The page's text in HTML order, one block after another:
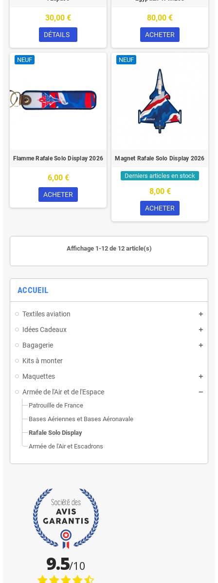
ACCUEIL
Textiles aviation
Idées Cadeaux
Bagagerie
Kits à monter
Maquettes
Armée de l'Air et de l'Espace
Patrouille de France
Bases Aériennes et Bases Aéronavale
Rafale Solo Display
Armée de l'Air et Escadrons
30,00 €
DÉTAILS
80,00 €
ACHETER
NEUF
Flamme Rafale Solo Display 2026
6,00 €
ACHETER
NEUF
Magnet Rafale Solo Display 2026
Derniers articles en stock
8,00 €
ACHETER
Affichage 1-12 de 12 article(s)